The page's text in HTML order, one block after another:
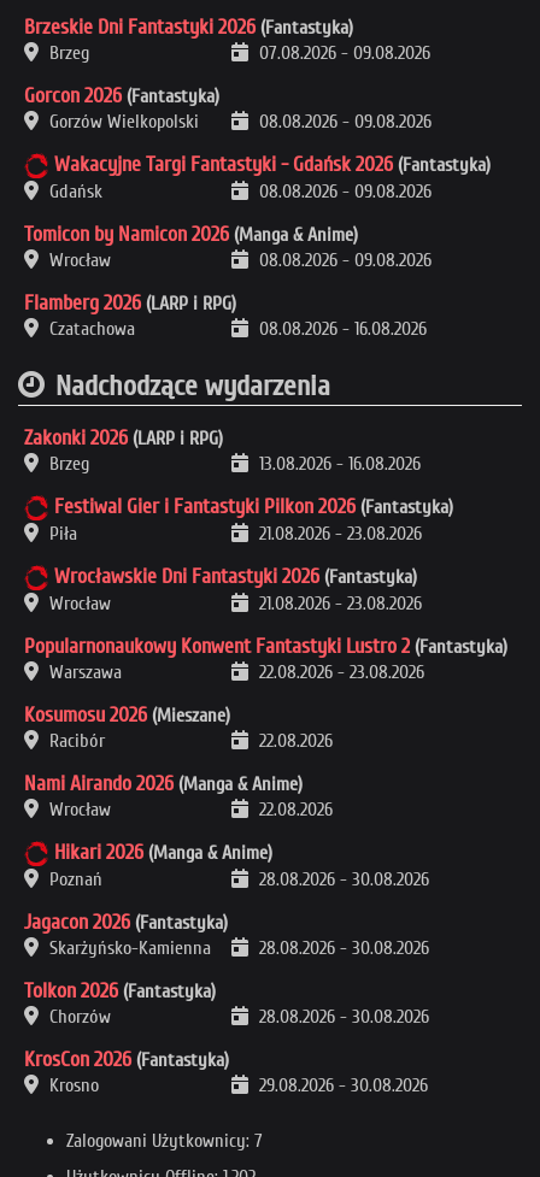
Brzeskie Dni Fantastyki 2026 (Fantastyka)
Brzeg
07.08.2026 - 09.08.2026
Gorcon 2026 (Fantastyka)
Gorzów Wielkopolski
08.08.2026 - 09.08.2026
Wakacyjne Targi Fantastyki - Gdańsk 2026 (Fantastyka)
Gdańsk
08.08.2026 - 09.08.2026
Tomicon by Namicon 2026 (Manga & Anime)
Wrocław
08.08.2026 - 09.08.2026
Flamberg 2026 (LARP i RPG)
Czatachowa
08.08.2026 - 16.08.2026
Nadchodzące wydarzenia
Zakonki 2026 (LARP i RPG)
Brzeg
13.08.2026 - 16.08.2026
Festiwal Gier i Fantastyki Pilkon 2026 (Fantastyka)
Piła
21.08.2026 - 23.08.2026
Wrocławskie Dni Fantastyki 2026 (Fantastyka)
Wrocław
21.08.2026 - 23.08.2026
Popularnonaukowy Konwent Fantastyki Lustro 2 (Fantastyka)
Warszawa
22.08.2026 - 23.08.2026
Kosumosu 2026 (Mieszane)
Racibór
22.08.2026
Nami Airando 2026 (Manga & Anime)
Wrocław
22.08.2026
Hikari 2026 (Manga & Anime)
Poznań
28.08.2026 - 30.08.2026
Jagacon 2026 (Fantastyka)
Skarżyńsko-Kamienna
28.08.2026 - 30.08.2026
Tolkon 2026 (Fantastyka)
Chorzów
28.08.2026 - 30.08.2026
KrosCon 2026 (Fantastyka)
Krosno
29.08.2026 - 30.08.2026
Zalogowani Użytkownicy: 7